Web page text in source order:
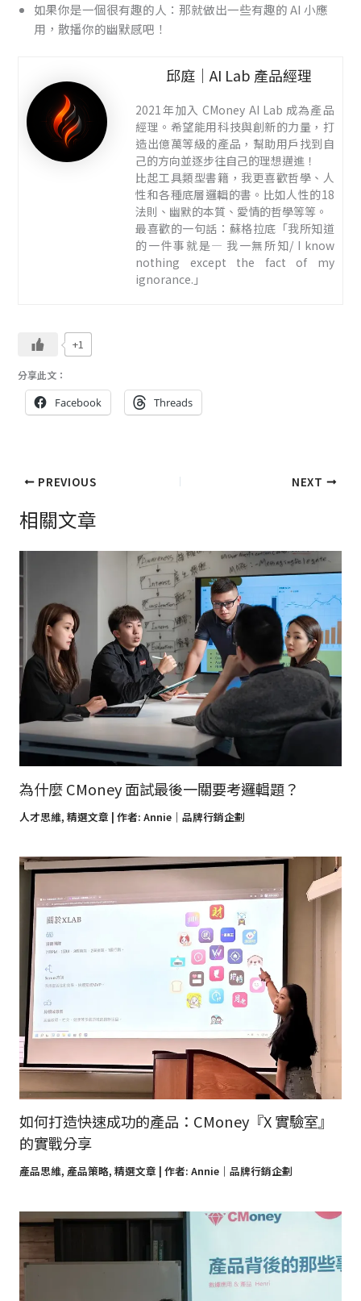
如果你是一個很有趣的人：那就做出一些有趣的 AI 小應
用，散播你的幽默感吧！
邱庭｜AI Lab 產品經理
2021年加入 CMoney AI Lab 成為產品
經理。希望能用科技與創新的力量，打
造出億萬等級的產品，幫助用戶找到自
己的方向並逐步往自己的理想邁進！
比起工具類型書籍，我更喜歡哲學、人
性和各種底層邏輯的書。比如人性的18
法則、幽默的本質、愛情的哲學等等。
最喜歡的一句話：蘇格拉底「我所知道
的一件事就是— 我一無所知/ I know
nothing except the fact of my
ignorance.」
+1
分享此文：
Facebook Threads
PREVIOUS NEXT
相關文章
為什麼 CMoney 面試最後一關要考邏輯題？
人才思維, 精選文章 | 作者: Annie｜品牌行銷企劃
如何打造快速成功的產品：CMoney『X 實驗室』
的實戰分享
產品思維, 產品策略, 精選文章 | 作者: Annie｜品牌行銷企劃